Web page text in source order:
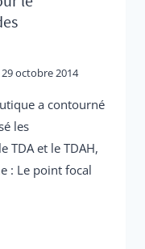
29 octobre 2014
a contourné
les
TDA et le TDAH,
: Le point focal